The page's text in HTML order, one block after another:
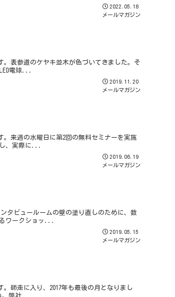
2022.05.18
メールマガジン
表参道のケヤキ並木が色づいてきました。そ
電球...
2019.11.20
メールマガジン
来週の水曜日に第2回の無料セミナーを実施
し、実際に...
2019.06.19
メールマガジン
タビュールームの壁の塗り直しのために、数
ワークショッ...
2019.05.15
メールマガジン
師走に入り、2017年も最後の月となりまし